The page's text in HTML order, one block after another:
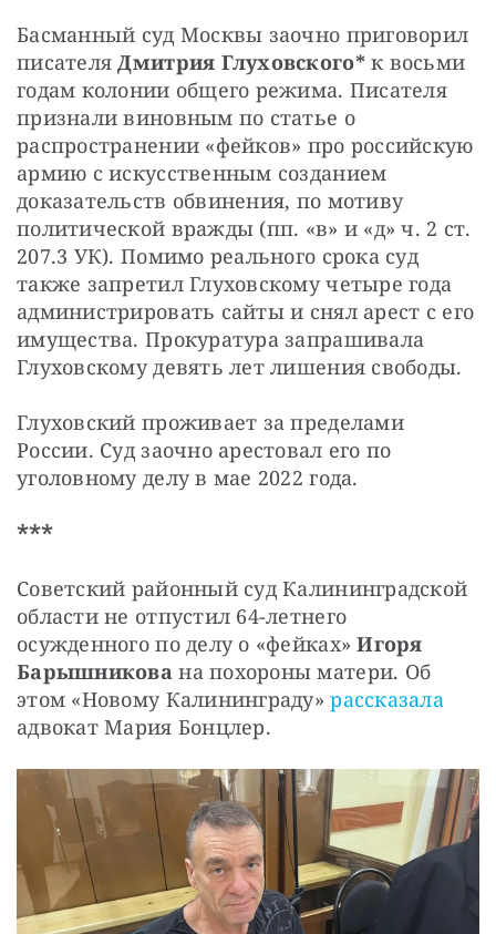
Басманный суд Москвы заочно приговорил
писателя Дмитрия Глуховского* к восьми
годам колонии общего режима. Писателя
признали виновным по статье о
распространении «фейков» про российскую
армию с искусственным созданием
доказательств обвинения, по мотиву
политической вражды (пп. «в» и «д» ч. 2 ст.
207.3 УК). Помимо реального срока суд
также запретил Глуховскому четыре года
администрировать сайты и снял арест с его
имущества. Прокуратура запрашивала
Глуховскому девять лет лишения свободы.
Глуховский проживает за пределами
России. Суд заочно арестовал его по
уголовному делу в мае 2022 года.
***
Советский районный суд Калининградской
области не отпустил 64-летнего
осужденного по делу о «фейках» Игоря
Барышникова на похороны матери. Об
этом «Новому Калининграду» рассказала
адвокат Мария Бонцлер.